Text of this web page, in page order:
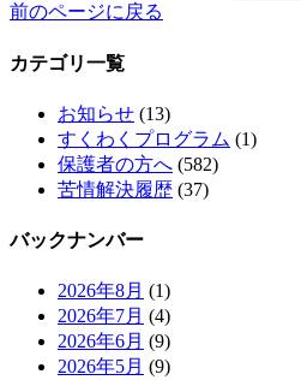
前のページに戻る
カテゴリ一覧
お知らせ (13)
すくわくプログラム (1)
保護者の方へ (582)
苦情解決履歴 (37)
バックナンバー
2026年8月 (1)
2026年7月 (4)
2026年6月 (9)
2026年5月 (9)